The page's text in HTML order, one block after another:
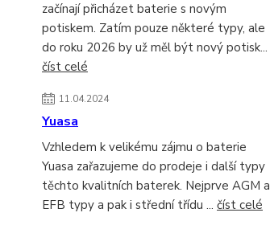
začínají přicházet baterie s novým
potiskem. Zatím pouze některé typy, ale
do roku 2026 by už měl být nový potisk...
číst celé
11.04.2024
Yuasa
Vzhledem k velikému zájmu o baterie
Yuasa zařazujeme do prodeje i další typy
těchto kvalitních baterek. Nejprve AGM a
EFB typy a pak i střední třídu ... číst celé